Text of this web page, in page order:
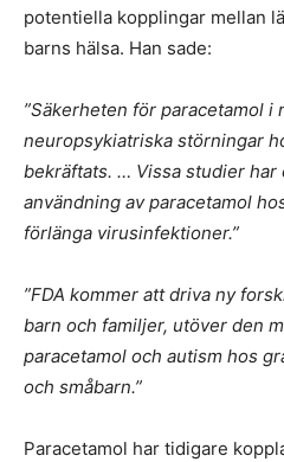
potentiella kopplingar mellan
barns hälsa. Han sade:
”Säkerheten för paracetamol
neuropsykiatriska störningar
bekräftats. … Vissa studier har
användning av paracetamol
förlänga virusinfektioner.”
”FDA kommer att driva ny
barn och familjer, utöver den
paracetamol och autism hos
och småbarn.”
Paracetamol har tidigare